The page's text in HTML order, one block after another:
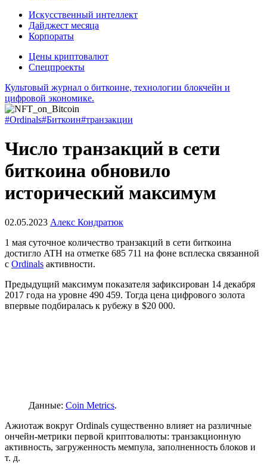
Искусственный интеллект
Дайджест месяца
Корпораты
Цены криптовалют
Спецпроекты
Культовый журнал о биткоине, технологии блокчейн и
цифровой экономике.
#Ordinals#Биткоин#транзакции
Число транзакций в сети
биткоина обновило
исторический максимум
02.05.2023 Алекс Кондратюк
1 мая суточное количество транзакций в сети биткоина
достигло ATH на отметке 685 711 на фоне всплеска связанной
с Ordinals активности.
Предыдущий максимум показателя зафиксирован 14 декабря
2017 года на уровне 490 459. Тогда цена цифрового золота
впервые подбиралась к рубежу в $20 000.
Данные: Coin Metrics.
Ажиотаж вокруг Ordinals существенно влияет на различные
ончейн-метрики первой криптовалюты: транзакционную
активность, загруженность мемпула, заполненность блоков и
т. д.